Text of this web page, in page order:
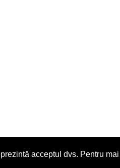
acceptul dvs. Pentru